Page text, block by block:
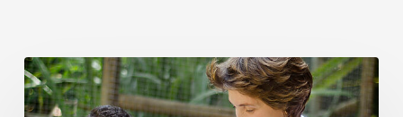
Dia
de
Doar